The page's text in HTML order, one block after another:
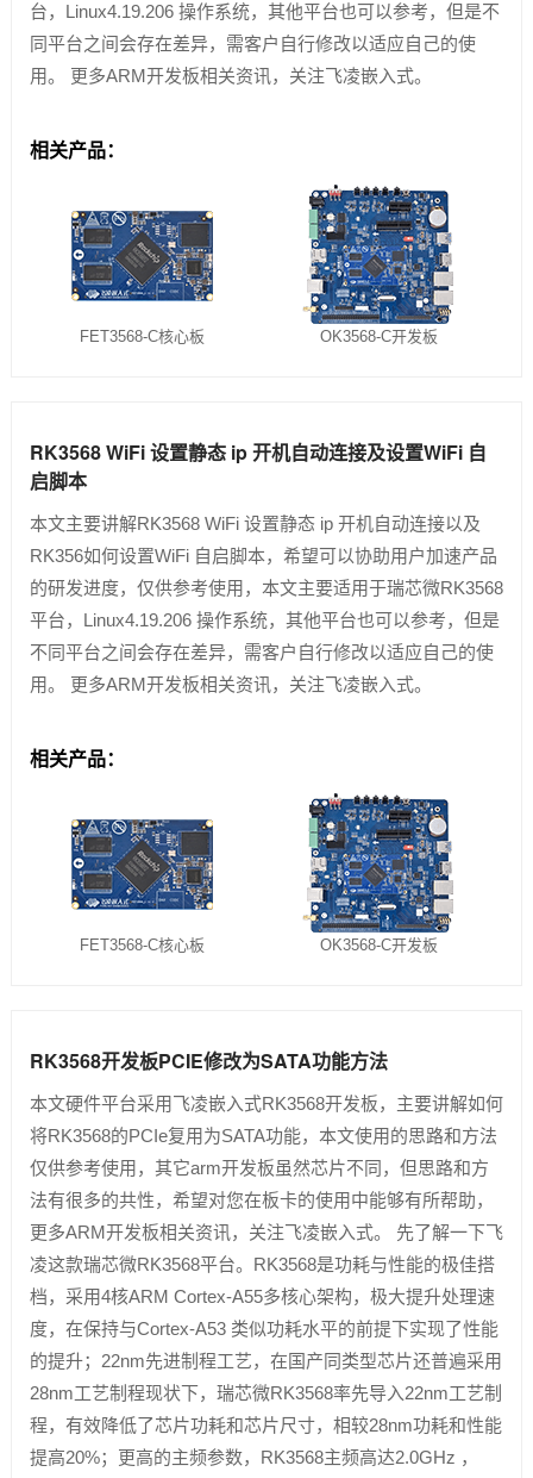
台，Linux4.19.206 操作系统，其他平台也可以参考，但是不
同平台之间会存在差异，需客户自行修改以适应自己的使
用。 更多ARM开发板相关资讯，关注飞凌嵌入式。
相关产品：
FET3568-C核心板 OK3568-C开发板
RK3568 WiFi 设置静态 ip 开机自动连接及设置WiFi 自
启脚本
本文主要讲解RK3568 WiFi 设置静态 ip 开机自动连接以及
RK356如何设置WiFi 自启脚本，希望可以协助用户加速产品
的研发进度，仅供参考使用，本文主要适用于瑞芯微RK3568
平台，Linux4.19.206 操作系统，其他平台也可以参考，但是
不同平台之间会存在差异，需客户自行修改以适应自己的使
用。 更多ARM开发板相关资讯，关注飞凌嵌入式。
相关产品：
FET3568-C核心板 OK3568-C开发板
RK3568开发板PCIE修改为SATA功能方法
本文硬件平台采用飞凌嵌入式RK3568开发板，主要讲解如何
将RK3568的PCIe复用为SATA功能，本文使用的思路和方法
仅供参考使用，其它arm开发板虽然芯片不同，但思路和方
法有很多的共性，希望对您在板卡的使用中能够有所帮助，
更多ARM开发板相关资讯，关注飞凌嵌入式。 先了解一下飞
凌这款瑞芯微RK3568平台。RK3568是功耗与性能的极佳搭
档，采用4核ARM Cortex-A55多核心架构，极大提升处理速
度，在保持与Cortex-A53 类似功耗水平的前提下实现了性能
的提升；22nm先进制程工艺，在国产同类型芯片还普遍采用
28nm工艺制程现状下，瑞芯微RK3568率先导入22nm工艺制
程，有效降低了芯片功耗和芯片尺寸，相较28nm功耗和性能
提高20%；更高的主频参数，RK3568主频高达2.0GHz ，